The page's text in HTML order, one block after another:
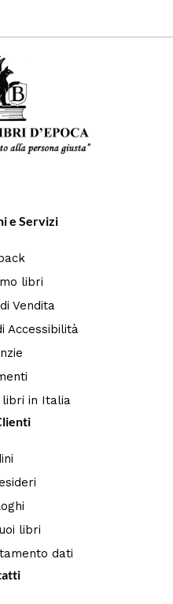
e Servizi
libri
Vendita
Accessibilità
libri in Italia
libri
dati